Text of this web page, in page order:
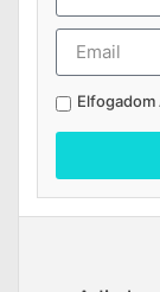
Elfogadom